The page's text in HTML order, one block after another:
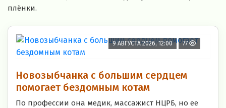
плёнки.
9 АВГУСТА 2026, 12:00 77
Новозыбчанка с большим сердцем
помогает бездомным котам
По профессии она медик, массажист НЦРБ, но ее